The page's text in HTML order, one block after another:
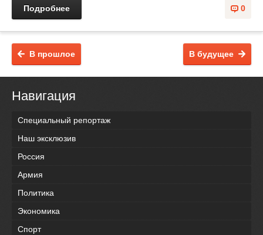
0
Подробнее
В будущее
В прошлое
Навигация
Специальный репортаж
Наш эксклюзив
Россия
Армия
Политика
Экономика
Спорт